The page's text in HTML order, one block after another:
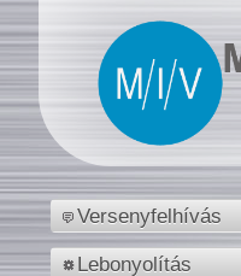
Versenyfelhívás
Lebonyolítás